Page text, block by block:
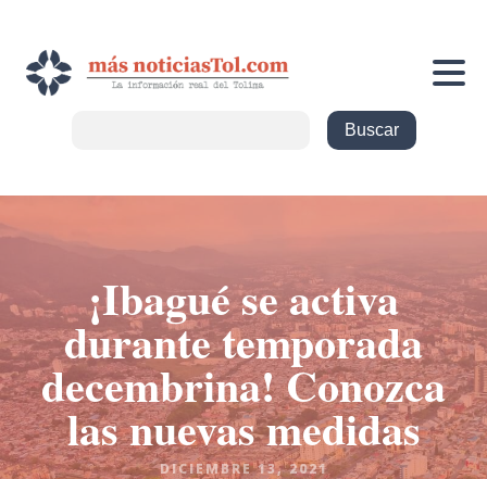
¡Ibagué se activa
durante temporada
decembrina! Conozca
las nuevas medidas
DICIEMBRE 13, 2021